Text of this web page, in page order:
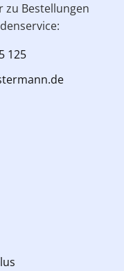
zu Bestellungen
125